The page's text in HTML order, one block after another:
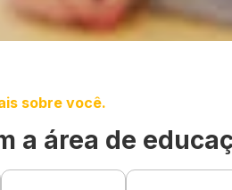
sobre você.
a área de